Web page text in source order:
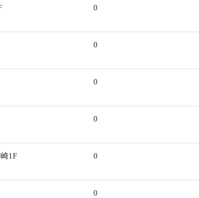
0
0
0
0
1F 0
0